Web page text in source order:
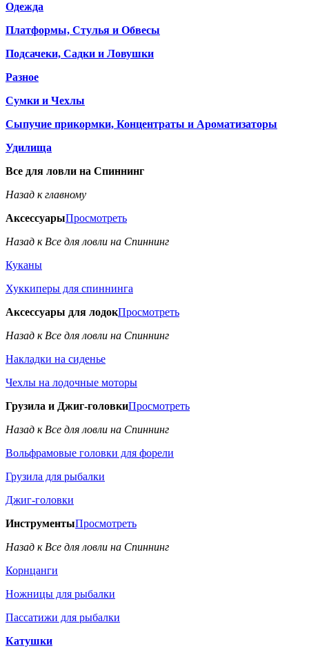
Одежда
Платформы, Стулья и Обвесы
Подсачеки, Садки и Ловушки
Разное
Сумки и Чехлы
Сыпучие прикормки, Концентраты и Ароматизаторы
Удилища
Все для ловли на Спиннинг
Назад к главному
АксессуарыПросмотреть
Назад к Все для ловли на Спиннинг
Куканы
Хуккиперы для спиннинга
Аксессуары для лодокПросмотреть
Назад к Все для ловли на Спиннинг
Накладки на сиденье
Чехлы на лодочные моторы
Грузила и Джиг-головкиПросмотреть
Назад к Все для ловли на Спиннинг
Вольфрамовые головки для форели
Грузила для рыбалки
Джиг-головки
ИнструментыПросмотреть
Назад к Все для ловли на Спиннинг
Корнцанги
Ножницы для рыбалки
Пассатижи для рыбалки
Катушки